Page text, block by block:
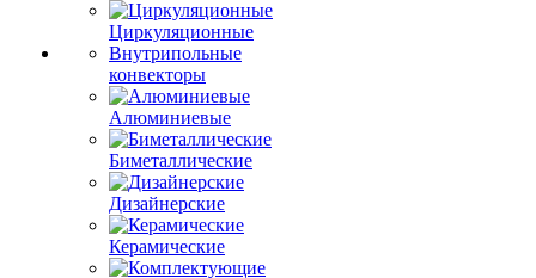
Циркуляционные
Внутрипольные
конвекторы
Алюминиевые
Биметаллические
Дизайнерские
Керамические